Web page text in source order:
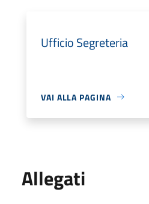
Ufficio Segreteria
VAI ALLA PAGINA
Allegati